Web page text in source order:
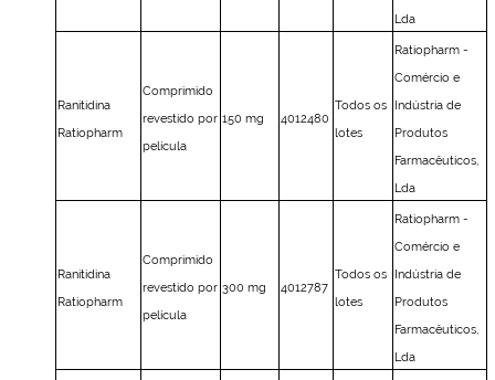
Lda
Ranitidina
Ratiopharm
Comprimido
revestido por
película
150 mg 4012480
Todos os
lotes
Ratiopharm -
Comércio e
Indústria de
Produtos
Farmacêuticos,
Lda
Ranitidina
Ratiopharm
Comprimido
revestido por
película
300 mg 4012787
Todos os
lotes
Ratiopharm -
Comércio e
Indústria de
Produtos
Farmacêuticos,
Lda